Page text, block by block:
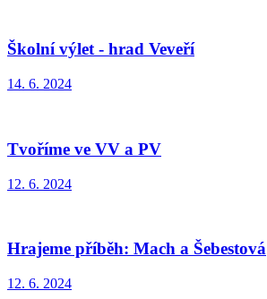
Školní výlet - hrad Veveří
14. 6. 2024
Tvoříme ve VV a PV
12. 6. 2024
Hrajeme příběh: Mach a Šebestová
12. 6. 2024